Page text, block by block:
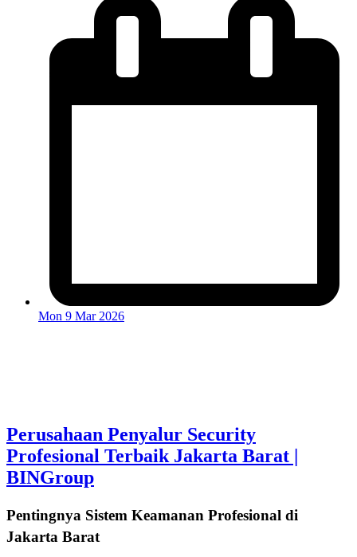
Mon 9 Mar 2026
Perusahaan Penyalur Security
Profesional Terbaik Jakarta Barat |
BINGroup
Pentingnya Sistem Keamanan Profesional di
Jakarta Barat